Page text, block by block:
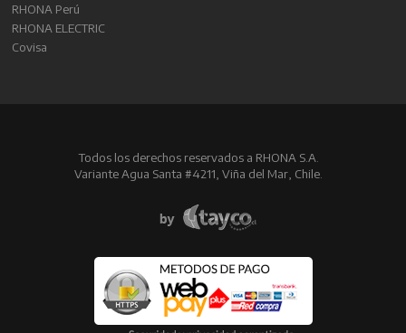
RHONA Perú
RHONA ELECTRIC
Covisa
Todos los derechos reservados a RHONA S.A.
Variante Agua Santa #4211, Viña del Mar, Chile.